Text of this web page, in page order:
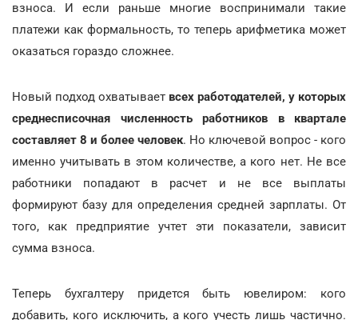
взноса. И если раньше многие воспринимали такие
платежи как формальность, то теперь арифметика может
оказаться гораздо сложнее.
Новый подход охватывает всех работодателей, у которых
среднесписочная численность работников в квартале
составляет 8 и более человек. Но ключевой вопрос - кого
именно учитывать в этом количестве, а кого нет. Не все
работники попадают в расчет и не все выплаты
формируют базу для определения средней зарплаты. От
того, как предприятие учтет эти показатели, зависит
сумма взноса.
Теперь бухгалтеру придется быть ювелиром: кого
добавить, кого исключить, а кого учесть лишь частично.